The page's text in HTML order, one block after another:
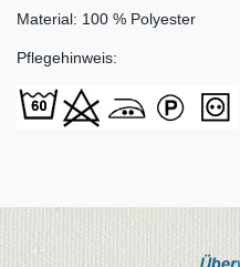
Material: 100 % Polyester
Pflegehinweis: